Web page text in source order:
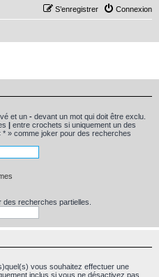
Connexion
S’enregistrer
et un - devant un mot qui doit être exclu.
| entre crochets si uniquement un des
» comme joker pour des recherches
recherches partielles.
vous souhaitez effectuer une
inclus si vous ne désactivez pas